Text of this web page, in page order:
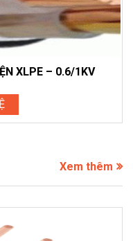
XLPE – 0.6/1KV
Xem thêm